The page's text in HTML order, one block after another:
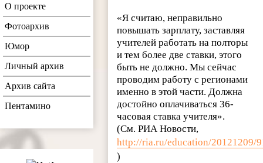
«Я считаю, неправильно
повышать зарплату, заставляя
учителей работать на полторы
и тем более две ставки, этого
быть не должно. Мы сейчас
проводим работу с регионами
именно в этой части. Должна
достойно оплачиваться 36-
часовая ставка учителя».
(См. РИА Новости,
http://ria.ru/education/20121209/
)
О проекте
Фотоархив
Юмор
Личный архив
Архив сайта
Пентамино